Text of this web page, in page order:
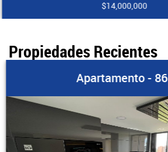
Propiedades Recientes